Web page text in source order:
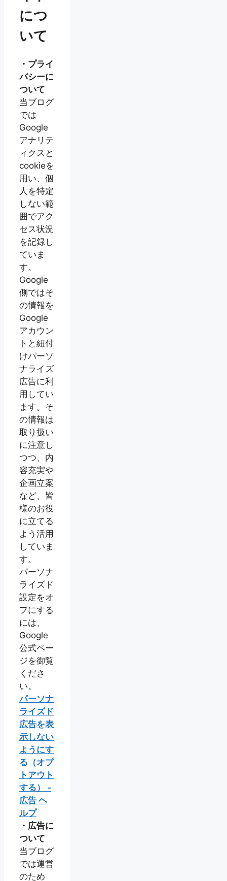
につ
いて
・プライ
バシーに
ついて
当ブログ
では
Google
アナリテ
ィクスと
cookieを
用い、個
人を特定
しない範
囲でアク
セス状況
を記録し
ていま
す。
Google
側ではそ
の情報を
Google
アカウン
トと紐付
けパーソ
ナライズ
広告に利
用してい
ます。そ
の情報は
取り扱い
に注意し
つつ、内
容充実や
企画立案
など、皆
様のお役
に立てる
よう活用
していま
す。
パーソナ
ライズド
設定をオ
フにする
には、
Google
公式ペー
ジを御覧
くださ
い。
パーソナ
ライズド
広告を表
示しない
ようにす
る（オプ
トアウト
する） -
広告 ヘ
ルプ
・広告に
ついて
当ブログ
では運営
のため